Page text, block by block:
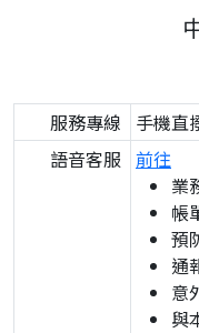
服務專線
手機直
語音客服 前往
業
帳
預
通
意
與